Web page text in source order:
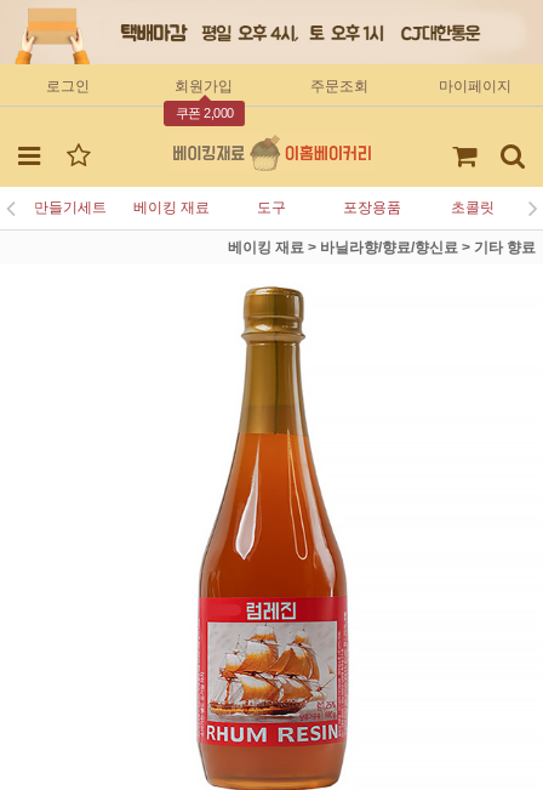
로그인 회원가입
쿠폰 2,000
주문조회 마이페이지
만들기세트 베이킹 재료 도구 포장용품 초콜릿
베이킹 재료 > 바닐라향/향료/향신료 > 기타 향료